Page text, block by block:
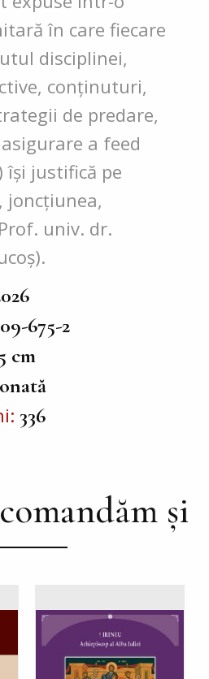
în care fiecare
disciplinei,
conţinuturi,
de predare,
a feed
îşi justifică pe
joncţiunea,
univ. dr.
675-2
cm
336
și